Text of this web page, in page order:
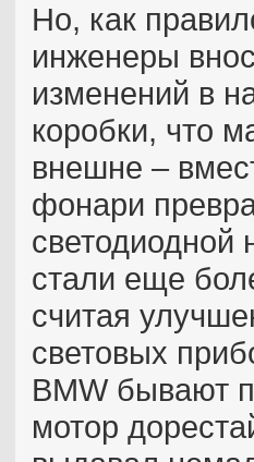
Но, как
инженеры
изменений в
коробки, что
внешне –
фонари
светодиодной
стали еще
считая
световых
BMW бывают
мотор